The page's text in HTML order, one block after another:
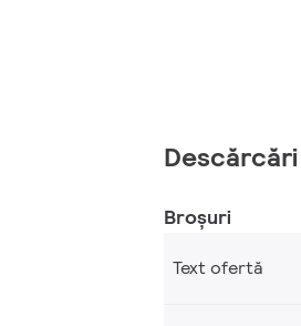
Descărcări
Broșuri
Text ofertă